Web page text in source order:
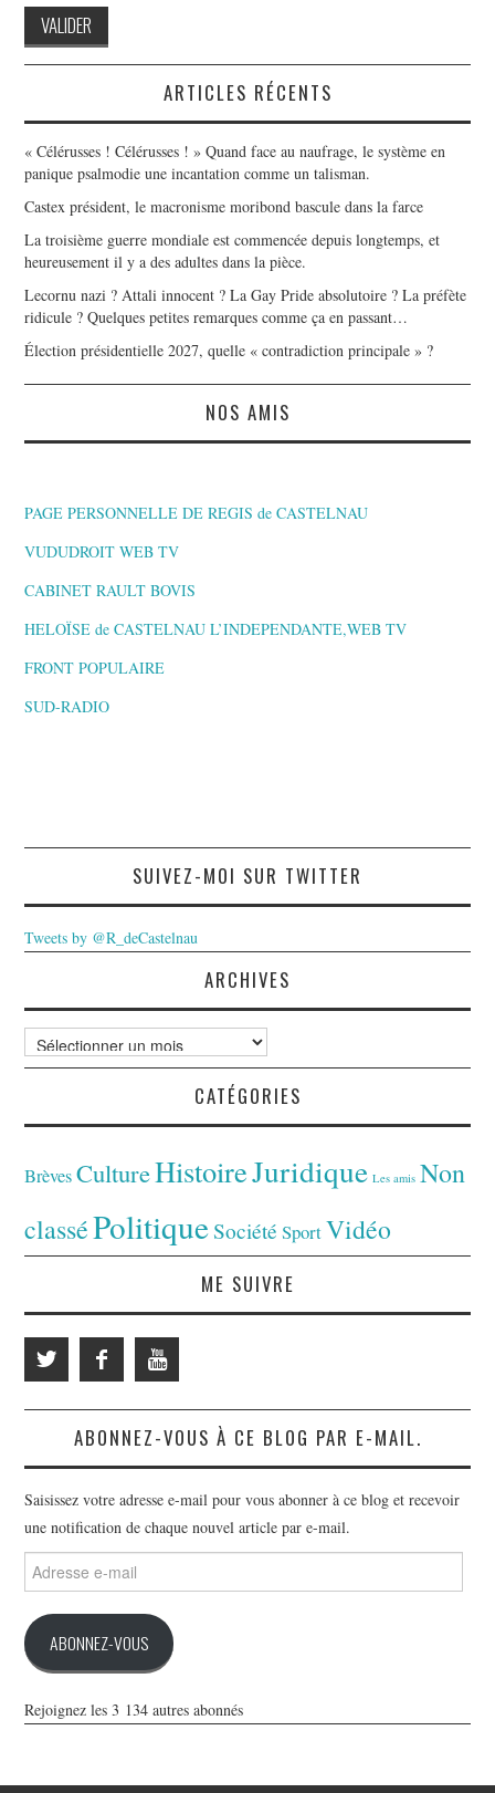
ARTICLES RÉCENTS
« Célérusses ! Célérusses ! » Quand face au naufrage, le système en
panique psalmodie une incantation comme un talisman.
Castex président, le macronisme moribond bascule dans la farce
La troisième guerre mondiale est commencée depuis longtemps, et
heureusement il y a des adultes dans la pièce.
Lecornu nazi ? Attali innocent ? La Gay Pride absolutoire ? La préfète
ridicule ? Quelques petites remarques comme ça en passant…
Élection présidentielle 2027, quelle « contradiction principale » ?
NOS AMIS
PAGE PERSONNELLE DE REGIS de CASTELNAU
VUDUDROIT WEB TV
CABINET RAULT BOVIS
HELOÏSE de CASTELNAU L’INDEPENDANTE,WEB TV
FRONT POPULAIRE
SUD-RADIO
SUIVEZ-MOI SUR TWITTER
Tweets by @R_deCastelnau
ARCHIVES
Archives
CATÉGORIES
Brèves CultureHistoireJuridique Les amis Non
classéPolitiqueSociété SportVidéo
ME SUIVRE
ABONNEZ-VOUS À CE BLOG PAR E-MAIL.
Saisissez votre adresse e-mail pour vous abonner à ce blog et recevoir
une notification de chaque nouvel article par e-mail.
Adresse
e-
ABONNEZ-VOUS
Rejoignez les 3 134 autres abonnés